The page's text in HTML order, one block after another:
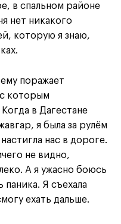
в спальном районе
нет никакого
которую я знаю,
поражает
которым
в Дагестане
я была за рулём
нас в дороге.
не видно,
А я ужасно боюсь
паника. Я съехала
ехать дальше.